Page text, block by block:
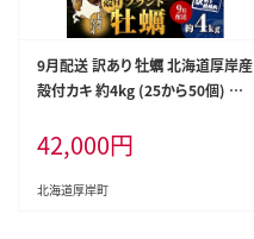
9月配送 訳あり 牡蠣 北海道厚岸産
殻付カキ 約4kg (25から50個) カ
蠣 貝 海鮮 魚介類 殻付き牡蠣 マル
えもん
42,000円
北海道厚岸町